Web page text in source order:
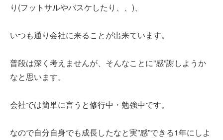
り(フットサルやバスケしたり、、)、
いつも通り会社に来ることが出来ています。
普段は深く考えませんが、そんなことに”感”謝しようか
なと思います。
会社では簡単に言うと修行中・勉強中です。
なので自分自身でも成長したなと実”感”できる1年にしよ